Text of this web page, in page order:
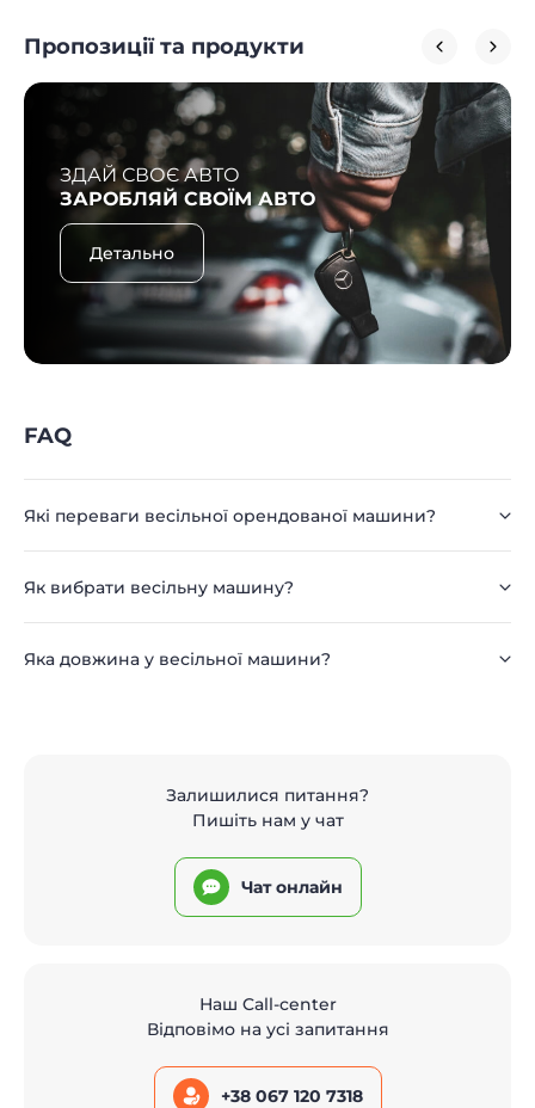
Пропозиції та продукти
ЗДАЙ СВОЄ АВТО
ЗАРОБЛЯЙ СВОЇМ АВТО
Детально
FAQ
Які переваги весільної орендованої машини?
Як вибрати весільну машину?
Яка довжина у весільної машини?
Залишилися питання?
Пишіть нам у чат
Чат онлайн
Наш Call-center
Відповімо на усі запитання
+38 067 120 7318